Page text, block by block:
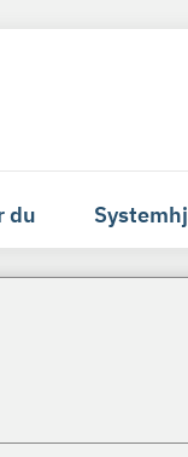
du